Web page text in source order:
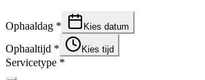
Ophaaldag * Kies datum
Ophaaltijd * Kies tijd
Servicetype *